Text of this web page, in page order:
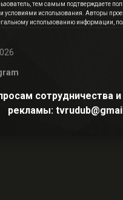
тем самым подтверждаете
условиями использования. Авторы
использованию информации,
сотрудничества
рекламы: